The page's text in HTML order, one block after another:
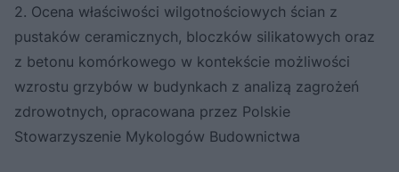
2. Ocena właściwości wilgotnościowych ścian z
pustaków ceramicznych, bloczków silikatowych oraz
z betonu komórkowego w kontekście możliwości
wzrostu grzybów w budynkach z analizą zagrożeń
zdrowotnych, opracowana przez Polskie
Stowarzyszenie Mykologów Budownictwa